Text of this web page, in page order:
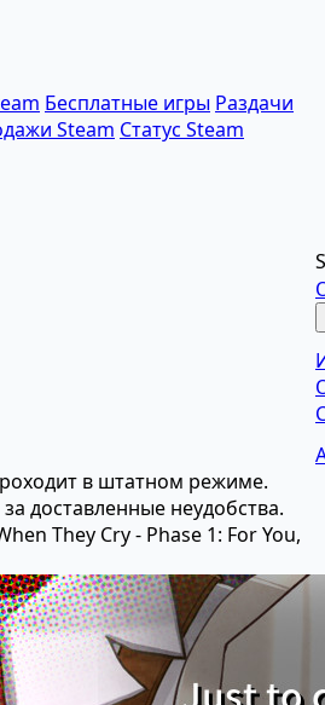
Бесплатные игры Раздачи
Steam Статус Steam
в штатном режиме.
доставленные неудобства.
They Cry - Phase 1: For You,